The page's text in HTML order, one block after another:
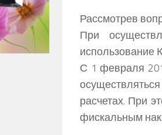
Рассмотрев
При
использование
С 1 февраля
расчетах. При
фискальным